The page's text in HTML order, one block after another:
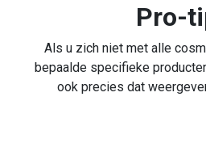
Pro-
Als u zich niet met alle
bepaalde specifieke
ook precies dat